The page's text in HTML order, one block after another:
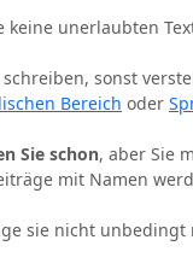
keine unerlaubten
sonst
Bereich oder
Sie schon, aber Sie
mit Namen
sie nicht unbedingt